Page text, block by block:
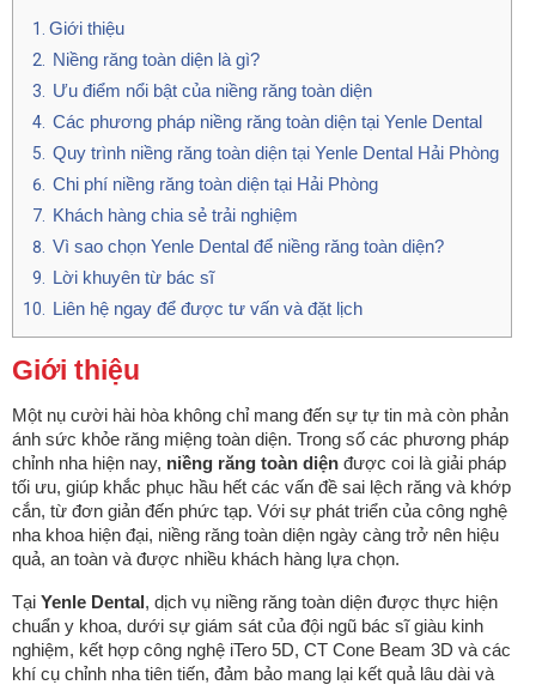
Giới thiệu
Niềng răng toàn diện là gì?
Ưu điểm nổi bật của niềng răng toàn diện
Các phương pháp niềng răng toàn diện tại Yenle Dental
Quy trình niềng răng toàn diện tại Yenle Dental Hải Phòng
Chi phí niềng răng toàn diện tại Hải Phòng
Khách hàng chia sẻ trải nghiệm
Vì sao chọn Yenle Dental để niềng răng toàn diện?
Lời khuyên từ bác sĩ
Liên hệ ngay để được tư vấn và đặt lịch
Giới thiệu
Một nụ cười hài hòa không chỉ mang đến sự tự tin mà còn phản
ánh sức khỏe răng miệng toàn diện. Trong số các phương pháp
chỉnh nha hiện nay, niềng răng toàn diện được coi là giải pháp
tối ưu, giúp khắc phục hầu hết các vấn đề sai lệch răng và khớp
cắn, từ đơn giản đến phức tạp. Với sự phát triển của công nghệ
nha khoa hiện đại, niềng răng toàn diện ngày càng trở nên hiệu
quả, an toàn và được nhiều khách hàng lựa chọn.
Tại Yenle Dental , dịch vụ niềng răng toàn diện được thực hiện
chuẩn y khoa, dưới sự giám sát của đội ngũ bác sĩ giàu kinh
nghiệm, kết hợp công nghệ iTero 5D, CT Cone Beam 3D và các
khí cụ chỉnh nha tiên tiến, đảm bảo mang lại kết quả lâu dài và